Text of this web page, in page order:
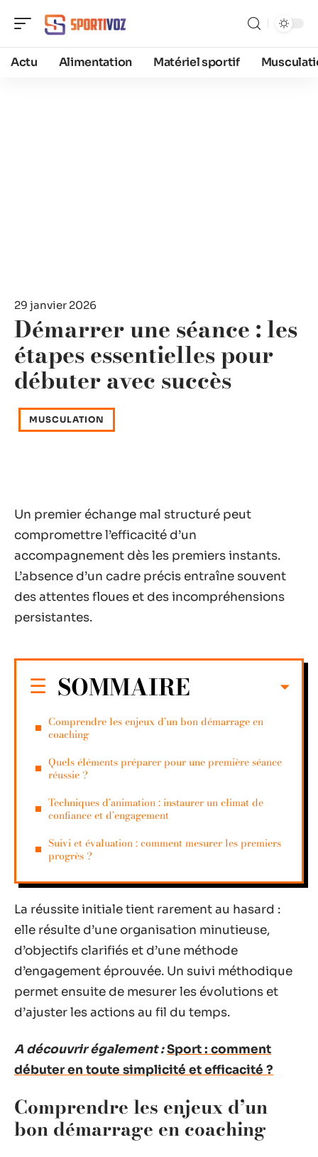
Actu Alimentation Matériel sportif
29 janvier 2026
Démarrer une séance : les
étapes essentielles pour
débuter avec succès
MUSCULATION
Un premier échange mal structuré peut
compromettre l’efficacité d’un
accompagnement dès les premiers instants.
L’absence d’un cadre précis entraîne souvent
des attentes floues et des incompréhensions
persistantes.
SOMMAIRE
Comprendre les enjeux d’un bon démarrage en
coaching
Quels éléments préparer pour une première séance
réussie ?
Techniques d’animation : instaurer un climat de
confiance et d’engagement
Suivi et évaluation : comment mesurer les premiers
progrès ?
La réussite initiale tient rarement au hasard :
elle résulte d’une organisation minutieuse,
d’objectifs clarifiés et d’une méthode
d’engagement éprouvée. Un suivi méthodique
permet ensuite de mesurer les évolutions et
d’ajuster les actions au fil du temps.
A découvrir également :Sport : comment
débuter en toute simplicité et efficacité ?
Comprendre les enjeux d’un
bon démarrage en coaching